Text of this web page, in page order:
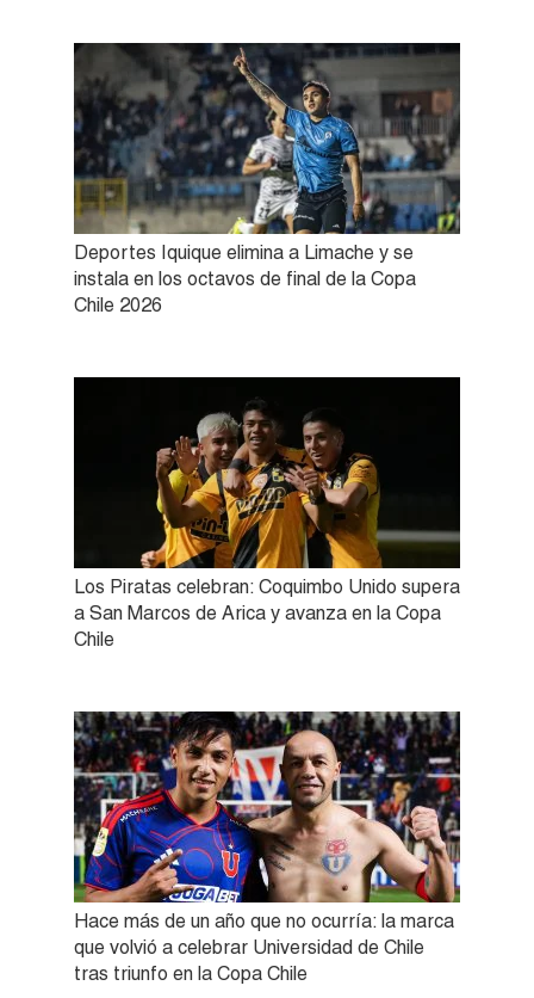
Deportes Iquique elimina a Limache y se
instala en los octavos de final de la Copa
Chile 2026
Los Piratas celebran: Coquimbo Unido supera
a San Marcos de Arica y avanza en la Copa
Chile
Hace más de un año que no ocurría: la marca
que volvió a celebrar Universidad de Chile
tras triunfo en la Copa Chile